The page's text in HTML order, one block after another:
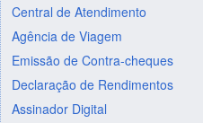
Central de Atendimento
Agência de Viagem
Emissão de Contra-cheques
Declaração de Rendimentos
Assinador Digital